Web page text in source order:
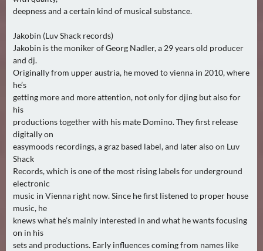
deepness and a certain kind of musical substance.
Jakobin (Luv Shack records)
Jakobin is the moniker of Georg Nadler, a 29 years old producer
and dj.
Originally from upper austria, he moved to vienna in 2010, where
he’s
getting more and more attention, not only for djing but also for
his
productions together with his mate Domino. They first release
digitally on
easymoods recordings, a graz based label, and later also on Luv
Shack
Records, which is one of the most rising labels for underground
electronic
music in Vienna right now. Since he first listened to proper house
music, he
knews what he’s mainly interested in and what he wants focusing
on in his
sets and productions. Early influences coming from names like